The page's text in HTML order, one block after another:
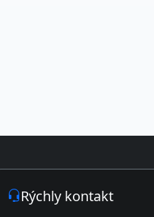
Rýchly kontakt